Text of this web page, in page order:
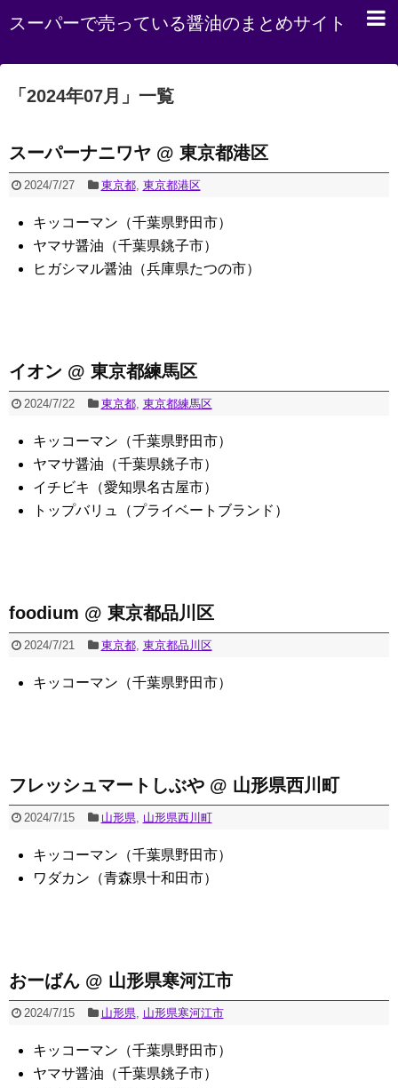
スーパーで売っている醤油のまとめサイト
「 2024年07月 」 一覧
スーパーナニワヤ @ 東京都港区
2024/7/27 東京都, 東京都港区
キッコーマン（千葉県野田市）
ヤマサ醤油（千葉県銚子市）
ヒガシマル醤油（兵庫県たつの市）
イオン @ 東京都練馬区
2024/7/22 東京都, 東京都練馬区
キッコーマン（千葉県野田市）
ヤマサ醤油（千葉県銚子市）
イチビキ（愛知県名古屋市）
トップバリュ（プライベートブランド）
foodium @ 東京都品川区
2024/7/21 東京都, 東京都品川区
キッコーマン（千葉県野田市）
フレッシュマートしぶや @ 山形県西川町
2024/7/15 山形県, 山形県西川町
キッコーマン（千葉県野田市）
ワダカン（青森県十和田市）
おーばん @ 山形県寒河江市
2024/7/15 山形県, 山形県寒河江市
キッコーマン（千葉県野田市）
ヤマサ醤油（千葉県銚子市）